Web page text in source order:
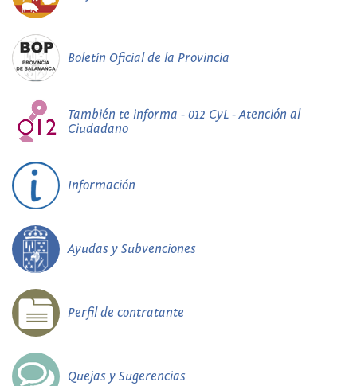
Boletín Oficial de la Provincia
También te informa - 012 CyL - Atención al
Ciudadano
Información
Ayudas y Subvenciones
Perfil de contratante
Quejas y Sugerencias